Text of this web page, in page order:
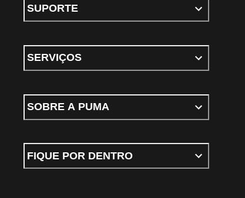
SUPORTE
SERVIÇOS
SOBRE A PUMA
FIQUE POR DENTRO